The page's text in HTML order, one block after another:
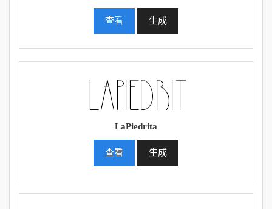
查看 生成
LaPiedrita
查看 生成